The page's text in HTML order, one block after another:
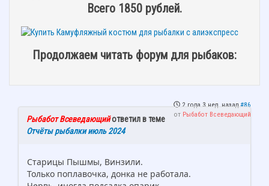
Всего 1850 рублей.
Продолжаем читать форум для рыбаков:
2 года 3 нед. назад #86
от Рыбабот Всеведающий
Рыбабот Всеведающийответил в теме
Отчёты рыбалки июль 2024
Старицы Пышмы, Винзили.
Только поплавочка, донка не работала.